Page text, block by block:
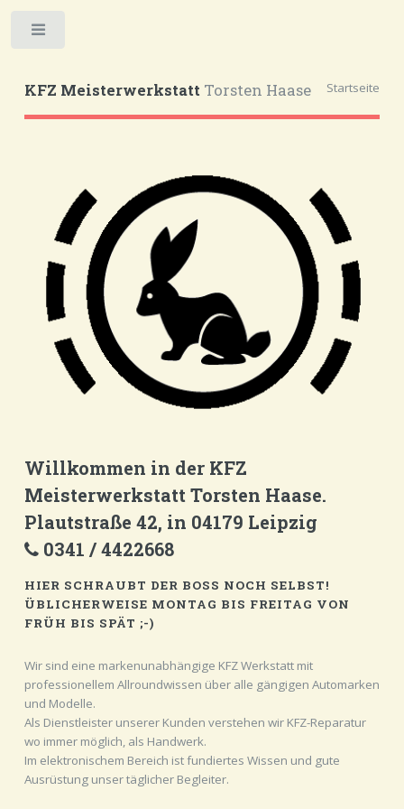
KFZ Meisterwerkstatt Torsten Haase Startseite
Willkommen in der KFZ
Meisterwerkstatt Torsten Haase.
Plautstraße 42, in 04179 Leipzig
0341 / 4422668
HIER SCHRAUBT DER BOSS NOCH SELBST!
ÜBLICHERWEISE MONTAG BIS FREITAG VON
FRÜH BIS SPÄT ;-)
Wir sind eine markenunabhängige KFZ Werkstatt mit
professionellem Allroundwissen über alle gängigen Automarken
und Modelle.
Als Dienstleister unserer Kunden verstehen wir KFZ-Reparatur
wo immer möglich, als Handwerk.
Im elektronischem Bereich ist fundiertes Wissen und gute
Ausrüstung unser täglicher Begleiter.